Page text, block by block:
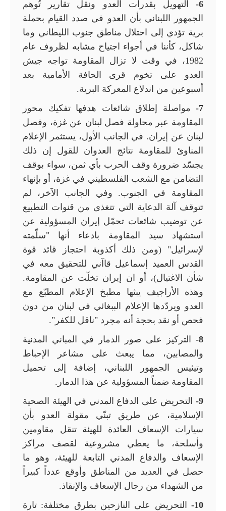
6-
التهويل بقدرات العدو ونقل تقارير تُوهم
الجمهور اللبناني بأن العدو في صدد القيام بحملة
برية تؤدي إلى احتلال مناطق جنوب الليطاني وما
شاكل، كأننا في أجواء اجتياح مشابه لظروف عام
1982، في وقت لا تزال المقاومة تواجه جيش
العدو على تخوم قرى الحافة الأمامية بعد
أسبوعين من اندلاع المعركة البرية.
7-
مواصلة إطلاق شائعات هدفها تفكيك محور
المقاومة عبر محاولة فصل لبنان عن غزة، وفصل
لبنان عن إيران. في الجانب الأول، يستثمر الإعلام
المناوئ للمقاومة نتائج العدوان للقول إن ذلك
يجسّد ضرورة وقف الحرب بأي ثمن، سواء بوقف
التضامن مع الشعب الفلسطيني في غزة، أو بإنهاء
المقاومة في الجنوب. وفي الجانب الآخر، لم
تتوقف آلة الدعاية التي تتغذى من قنوات التطبيع
عن توضيب شائعات تحمّل إيران المسؤولية عن
استشهاد سيد المقاومة بادعاء أنها "سلّمته
لإسرائيل" (ومن ذلك أكذوبة احتجاز قائد قوة
القدس العميد إسماعيل قاآني للتحقيق معه في
شأن الاغتيال)، أو ان إيران تخلّت عن المقاومة.
وهذه الأراجيف يبثها مطبخ الإعلام المطبّع مع
العدو ويردّدها الإعلام الببغائي في لبنان من دون
فحص أو نقد بحجة أنه مجرد "ناقل للكفر".
8-
التركيز على صور الدمار في المباني المدنية
والمصابين، مما يبعث على مشاعر الإحباط
وتيئيس الجمهور اللبناني، إضافة إلى تحميل
المقاومة ضمناً المسؤولية عن هذا الدمار.
9-
التحريض على الدفاع المدني في الهيئة الصحية
الإسلامية، عن طريق تبنّي مقولة العدو بأن
سيارات الإسعاف العائدة للهيئة تنقل مقاومين
وأسلحة، ما يعطي مشروعية لقصف مراكز
الإسعاف والدفاع المدني التابعة للهيئة، وهو ما
حصل في العديد من المناطق وأوقع عدداً كبيراً
من الشهداء من رجال الإسعاف والإنقاذ.
10-
التحريض على النازحين بطرق مختلفة: تارة